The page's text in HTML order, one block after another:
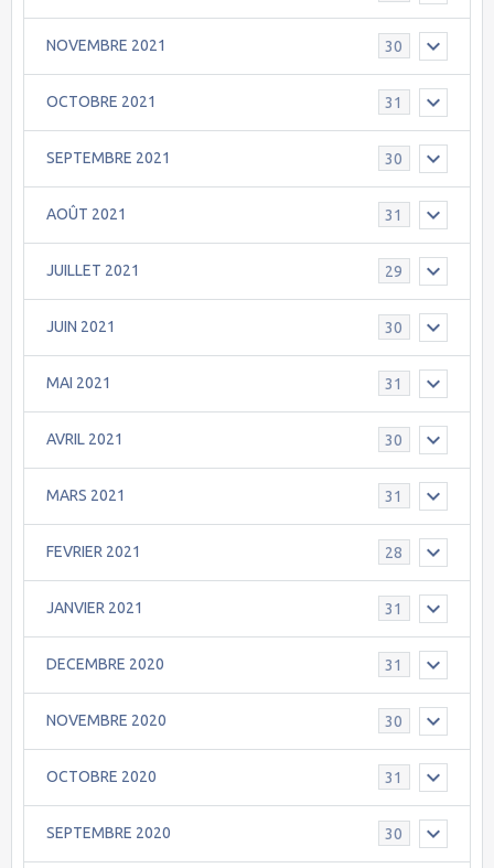
NOVEMBRE 2021 30
OCTOBRE 2021 31
SEPTEMBRE 2021 30
AOÛT 2021 31
JUILLET 2021 29
JUIN 2021 30
MAI 2021 31
AVRIL 2021 30
MARS 2021 31
FEVRIER 2021 28
JANVIER 2021 31
DECEMBRE 2020 31
NOVEMBRE 2020 30
OCTOBRE 2020 31
SEPTEMBRE 2020 30